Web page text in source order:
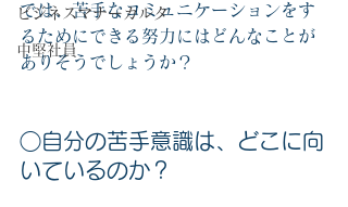
ビジネスマナーカルタ
中堅社員
では、苦手なコミュニケーションをす
るためにできる努力にはどんなことが
ありそうでしょうか？
◯自分の苦手意識は、どこに向
いているのか？